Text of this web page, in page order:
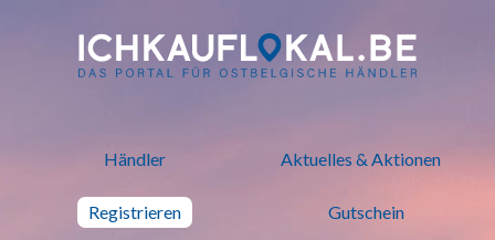
ich kauf lokal - Bei lokalen
Händler Aktuelles & Aktionen
Registrieren Gutschein